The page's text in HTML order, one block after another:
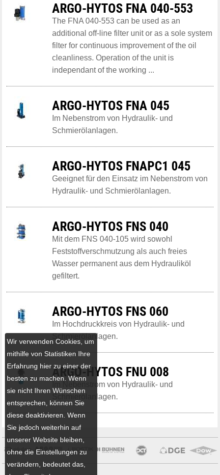
ARGO-HYTOS FNA 040-553
The FNA 040-553 can be used as an
additional off-line filter unit or as a sole system
filter for continuous improvement of the oil
cleanliness. Operation of the unit is
independant of the working ...
ARGO-HYTOS FNA 045
Im Nebenstrom von Hydraulik- und
Schmierölanlagen.
ARGO-HYTOS FNAPC1 045
Geeignet für den Einsatz im Nebenstrom von
Hydraulik- und Schmierölanlagen.
ARGO-HYTOS FNS 040
Mit dem FNS 040-105 wird sowohl
Feststoffverschmutzung als auch freies
Wasser permanent aus dem Hydrauliköl
gefiltert.
ARGO-HYTOS FNS 060
Im Hochdruckkreis von Hydraulik- und
Schmierölanlagen.
ARGO-HYTOS FNU 008
Im Nebenstrom von Hydraulik- und
Schmierölanlagen.
Wir verwenden Cookies, um
mithilfe von Statistiken Ihre
Erfahrung hier zu einer der
besten zu machen. Wenn
sie nicht Ihren Wünschen
entsprechen, können Sie
diese deaktivieren. Wenn
Sie jedoch weiterhin auf
unserer Website bleiben,
ohne die Einstellungen zu
verändern, bedeutet das,